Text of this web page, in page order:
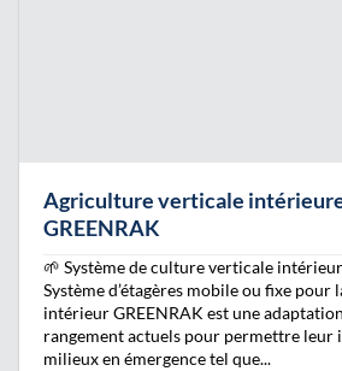
Agriculture verticale
GREENRAK
🌱 Système de culture verticale
Système d’étagères mobile ou fixe
intérieur GREENRAK est une
rangement actuels pour permettre leur
milieux en émergence tel que...